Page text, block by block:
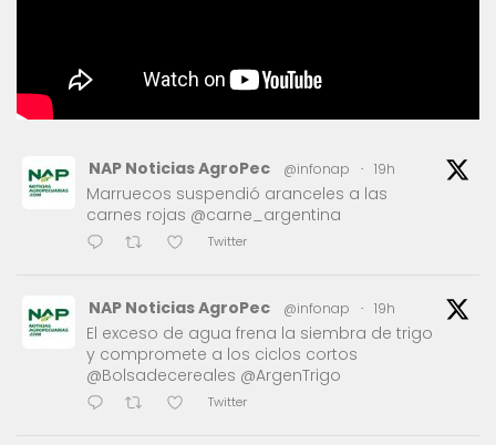
NAP Noticias AgroPec @infonap · 19h
Marruecos suspendió aranceles a las
carnes rojas @carne_argentina
Twitter
NAP Noticias AgroPec @infonap · 19h
El exceso de agua frena la siembra de trigo
y compromete a los ciclos cortos
@Bolsadecereales @ArgenTrigo
Twitter